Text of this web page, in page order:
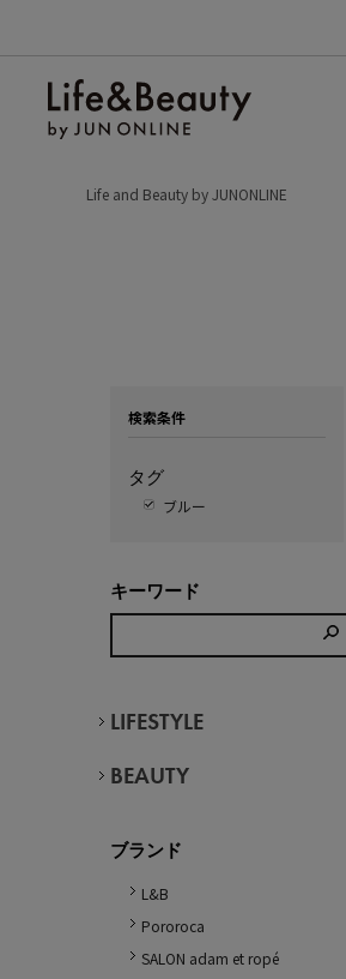
Life and Beauty by JUNONLINE
検索条件
タグ
ブルー
キーワード
LIFESTYLE
BEAUTY
ブランド
L&B
Pororoca
SALON adam et ropé